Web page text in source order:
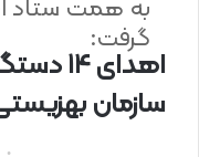
اهدای
سازمان
به همت ستاد
گرفت: